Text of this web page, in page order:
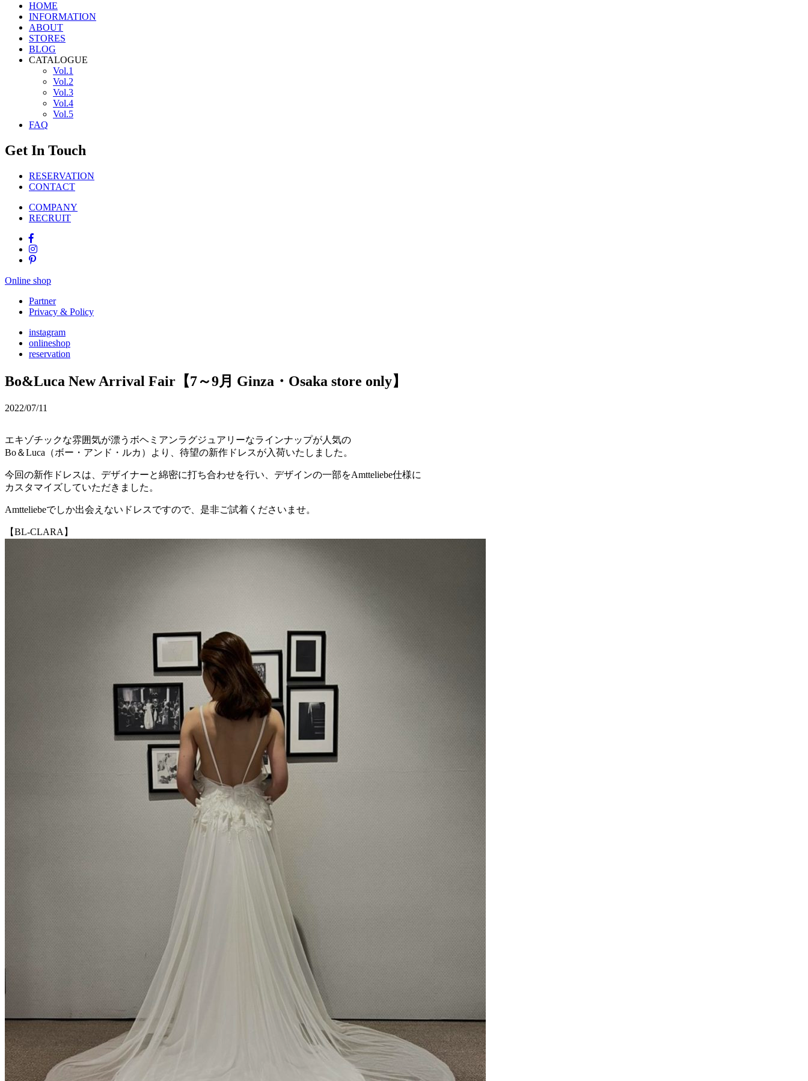
HOME
INFORMATION
ABOUT
STORES
BLOG
CATALOGUE
Vol.1
Vol.2
Vol.3
Vol.4
Vol.5
FAQ
Get In Touch
RESERVATION
CONTACT
COMPANY
RECRUIT
Online shop
Partner
Privacy & Policy
instagram
onlineshop
reservation
Bo&Luca New Arrival Fair【7～9月 Ginza・Osaka store only】
2022/07/11
エキゾチックな雰囲気が漂うボヘミアンラグジュアリーなラインナップが人気の
Bo＆Luca（ボー・アンド・ルカ）より、待望の新作ドレスが入荷いたしました。
今回の新作ドレスは、デザイナーと綿密に打ち合わせを行い、デザインの一部をAmtteliebe仕様に
カスタマイズしていただきました。
Amtteliebeでしか出会えないドレスですので、是非ご試着くださいませ。
【BL-CLARA】